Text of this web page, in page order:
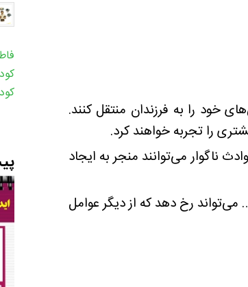
خود را به فرزندان منتقل کنند.
را تجربه خواهند کرد.
ناگوار می‌توانند منجر به ایجاد
می‌تواند رخ دهد که از دیگر عوامل